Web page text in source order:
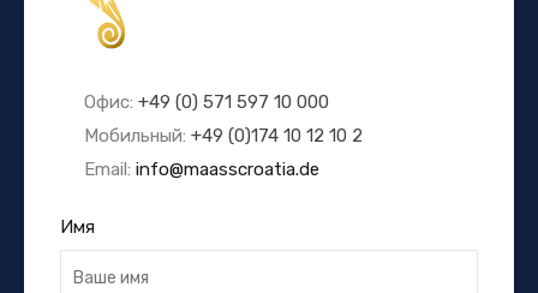
Офис: +49 (0) 571 597 10 000
Мобильный: +49 (0)174 10 12 10 2
Email: info@maasscroatia.de
Имя